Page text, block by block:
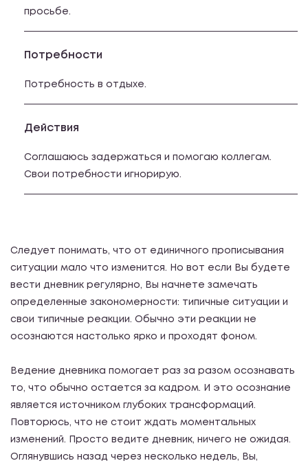
просьбе.
Потребности
Потребность в отдыхе.
Действия
Соглашаюсь задержаться и помогаю коллегам.
Свои потребности игнорирую.
Следует понимать, что от единичного прописывания
ситуации мало что изменится. Но вот если Вы будете
вести дневник регулярно, Вы начнете замечать
определенные закономерности: типичные ситуации и
свои типичные реакции. Обычно эти реакции не
осознаются настолько ярко и проходят фоном.
Ведение дневника помогает раз за разом осознавать
то, что обычно остается за кадром. И это осознание
является источником глубоких трансформаций.
Повторюсь, что не стоит ждать моментальных
изменений. Просто ведите дневник, ничего не ожидая.
Оглянувшись назад через несколько недель, Вы,